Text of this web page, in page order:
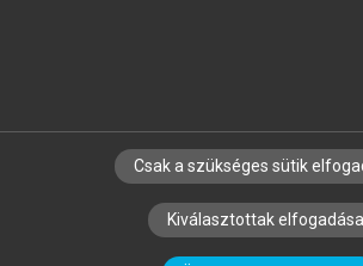
SZERZŐKNEK CÉGEKNEK
SZERKESZTÉSI ÉS LEKTORÁLÁSI
Csak a szükséges sütik
Kiválasztottak elfogadása